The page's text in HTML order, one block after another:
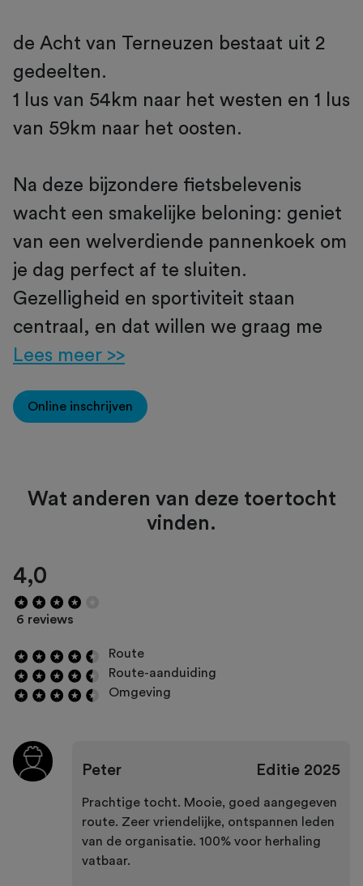
de Acht van Terneuzen bestaat uit 2
gedeelten.
1 lus van 54km naar het westen en 1 lus
van 59km naar het oosten.
Na deze bijzondere fietsbelevenis
wacht een smakelijke beloning: geniet
van een welverdiende pannenkoek om
je dag perfect af te sluiten.
Gezelligheid en sportiviteit staan
centraal, en dat willen we graag me
Lees meer >>
Online inschrijven
Wat anderen van deze toertocht
vinden.
4,0
6 reviews
Route
Route-aanduiding
Omgeving
Peter Editie2025
Prachtige tocht. Mooie, goed aangegeven
route. Zeer vriendelijke, ontspannen leden
van de organisatie. 100% voor herhaling
vatbaar.